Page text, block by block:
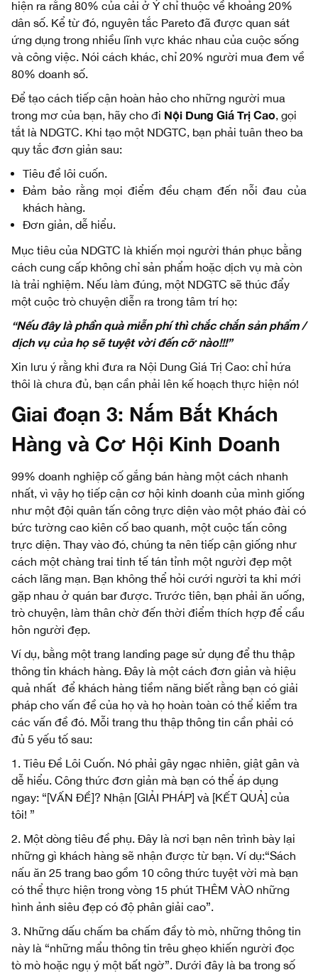
hiện ra rằng 80% của cải ở Ý chỉ thuộc về khoảng 20% ​​
dân số. Kể từ đó, nguyên tắc Pareto đã được quan sát
ứng dụng trong nhiều lĩnh vực khác nhau của cuộc sống
và công việc. Nói cách khác, chỉ 20% người mua đem về
80% doanh số.
Để tạo cách tiếp cận hoàn hảo cho những người mua
trong mơ của bạn, hãy cho đi Nội Dung Giá Trị Cao, gọi
tắt là NDGTC. Khi tạo một NDGTC, bạn phải tuân theo ba
quy tắc đơn giản sau:
Tiêu đề lôi cuốn.
Đảm bảo rằng mọi điểm đều chạm đến nỗi đau của
khách hàng.
Đơn giản, dễ hiểu.
Mục tiêu của NDGTC là khiến mọi người thán phục bằng
cách cung cấp không chỉ sản phẩm hoặc dịch vụ mà còn
là trải nghiệm. Nếu làm đúng, một NDGTC sẽ thúc đẩy
một cuộc trò chuyện diễn ra trong tâm trí họ:
“Nếu đây là phần quà miễn phí thì chắc chắn sản phẩm /
dịch vụ của họ sẽ tuyệt vời đến cỡ nào!!!”
Xin lưu ý rằng khi đưa ra Nội Dung Giá Trị Cao: chỉ hứa
thôi là chưa đủ, bạn cần phải lên kế hoạch thực hiện nó!
Giai đoạn 3: Nắm Bắt Khách
Hàng và Cơ Hội Kinh Doanh
99% doanh nghiệp cố gắng bán hàng một cách nhanh
nhất, vì vậy họ tiếp cận cơ hội kinh doanh của mình giống
như một đội quân tấn công trực diện vào một pháo đài có
bức tường cao kiên cố bao quanh, một cuộc tấn công
trực diện. Thay vào đó, chúng ta nên tiếp cận giống như
cách một chàng trai tinh tế tán tỉnh một người đẹp một
cách lãng mạn. Bạn không thể hỏi cưới người ta khi mới
gặp nhau ở quán bar được. Trước tiên, bạn phải ăn uống,
trò chuyện, làm thân chờ đến thời điểm thích hợp để cầu
hôn người đẹp.
Ví dụ, bằng một trang landing page sử dụng để thu thập
thông tin khách hàng. Đây là một cách đơn giản và hiệu
quả nhất để khách hàng tiềm năng biết rằng bạn có giải
pháp cho vấn đề của họ và họ hoàn toàn có thể kiểm tra
các vấn đề đó. Mỗi trang thu thập thông tin cần phải có
đủ 5 yếu tố sau:
1. Tiêu Đề Lôi Cuốn. Nó phải gây ngạc nhiên, giật gân và
dễ hiểu. Công thức đơn giản mà bạn có thể áp dụng
ngay: “[VẤN ĐỀ]? Nhận [GIẢI PHÁP] và [KẾT QUẢ] của
tôi! ”
2. Một dòng tiêu đề phụ. Đây là nơi bạn nên trình bày lại
những gì khách hàng sẽ nhận được từ bạn. Ví dụ:“Sách
nấu ăn 25 trang bao gồm 10 công thức tuyệt vời mà bạn
có thể thực hiện trong vòng 15 phút THÊM VÀO những
hình ảnh siêu đẹp có độ phân giải cao”.
3. Những dấu chấm ba chấm đầy tò mò, những thông tin
này là “những mẩu thông tin trêu ghẹo khiến người đọc
tò mò hoặc ngụ ý một bất ngờ”. Dưới đây là ba trong số